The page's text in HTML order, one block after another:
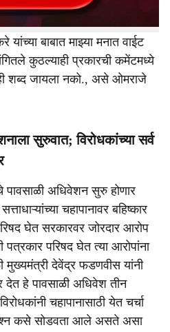
वाईट शब्द नाही - ओमराजे
बाबात माझ्या मनात वाईट
कुठल्याही प्रकारची कमेंटमध्ये
शब्द जायला नको., असे ओमराजे
सुरुवात; विरोधकांच्या सर्व
पावसाळी अधिवेशन सुरु होणार
चहापानावर बहिष्कार
घेत सरकारवर जोरदार आरोप
पत्रकार परिषद घेत त्या आरोपांना
मुख्यमंत्री देवेंद्र फडणवीस यांनी
देत हे पावसाळी अधिवेश तीन
चहापानासाठी येत चर्चा
कसे सोडवता आले असते असा